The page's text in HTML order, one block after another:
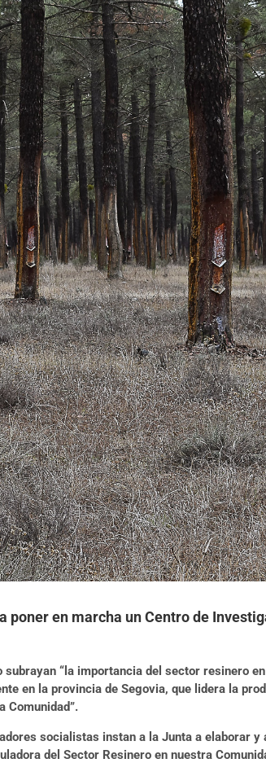
en marcha un Centro de
“la importancia del sector resinero
en la provincia de Segovia, que lidera la
Comunidad”.
socialistas instan a la Junta a elaborar
del Sector Resinero en nuestra